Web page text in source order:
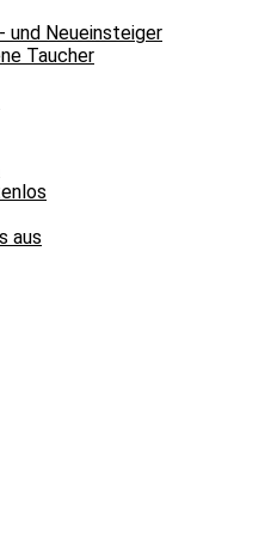
und Neueinsteiger
Taucher
aus